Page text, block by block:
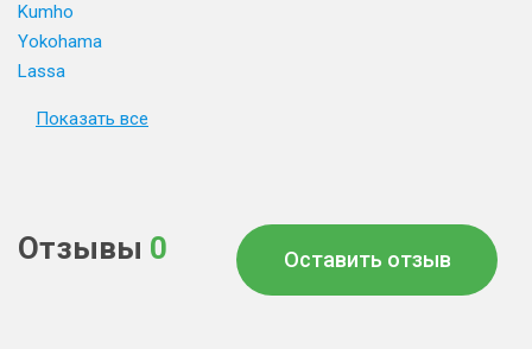
Kumho
Yokohama
Lassa
Показать все
Отзывы 0 Оставить отзыв